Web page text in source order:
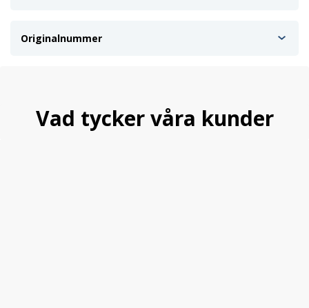
Originalnummer
Vad tycker våra kunder